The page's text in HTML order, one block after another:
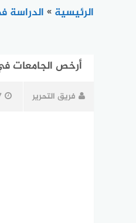
الرئيسية » الدراسة
أرخص الجامعات في
فريق التحرير